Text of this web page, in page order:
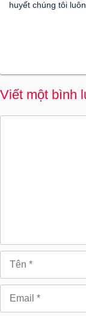
huyết chúng tôi
Viết một bình